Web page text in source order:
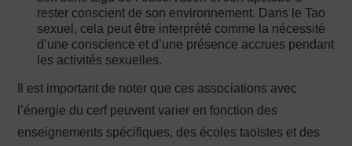
rester conscient de son environnement. Dans le Tao
sexuel, cela peut être interprété comme la nécessité
d’une conscience et d’une présence accrues pendant
les activités sexuelles.
Il est important de noter que ces associations avec
l’énergie du cerf peuvent varier en fonction des
enseignements spécifiques, des écoles taoïstes et des